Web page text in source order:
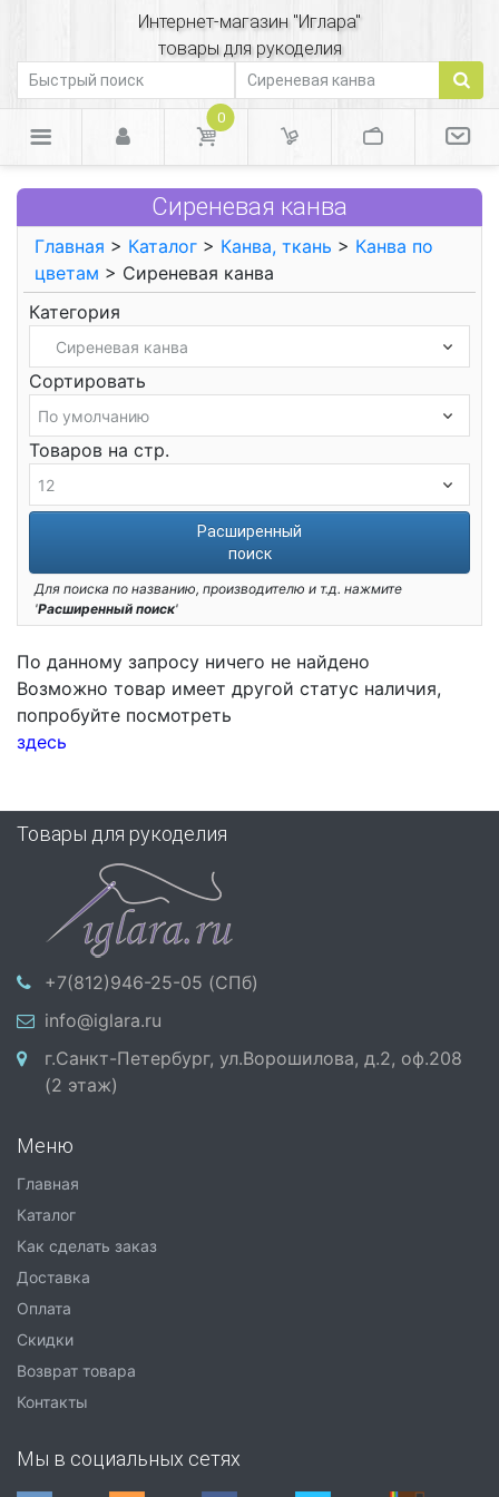
Интернет-магазин "Иглара"
товары для рукоделия
0
Сиреневая канва
Главная > Каталог > Канва, ткань > Канва по
цветам > Сиреневая канва
Категория
Сортировать
Товаров на стр.
Расширенный
поиск
Для поиска по названию, производителю и т.д. нажмите
'Расширенный поиск'
По данному запросу ничего не найдено
Возможно товар имеет другой статус наличия,
попробуйте посмотреть
здесь
Товары для рукоделия
+7(812)946-25-05 (СПб)
info@iglara.ru
г.Санкт-Петербург, ул.Ворошилова, д.2, оф.208
(2 этаж)
Меню
Главная
Каталог
Как сделать заказ
Доставка
Оплата
Скидки
Возврат товара
Контакты
Мы в социальных сетях